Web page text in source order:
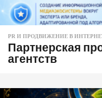
PR И ПРОДВИЖЕНИЕ В
Партнерская
агентств